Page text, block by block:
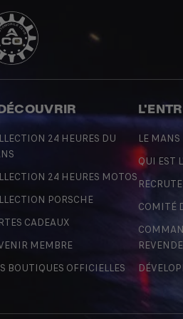
24 HEURES DU
24 HEURES MOTOS
PORSCHE
CADEAUX
MEMBRE
BOUTIQUES OFFICIELLES
LE
QUI EST
COMITÉ